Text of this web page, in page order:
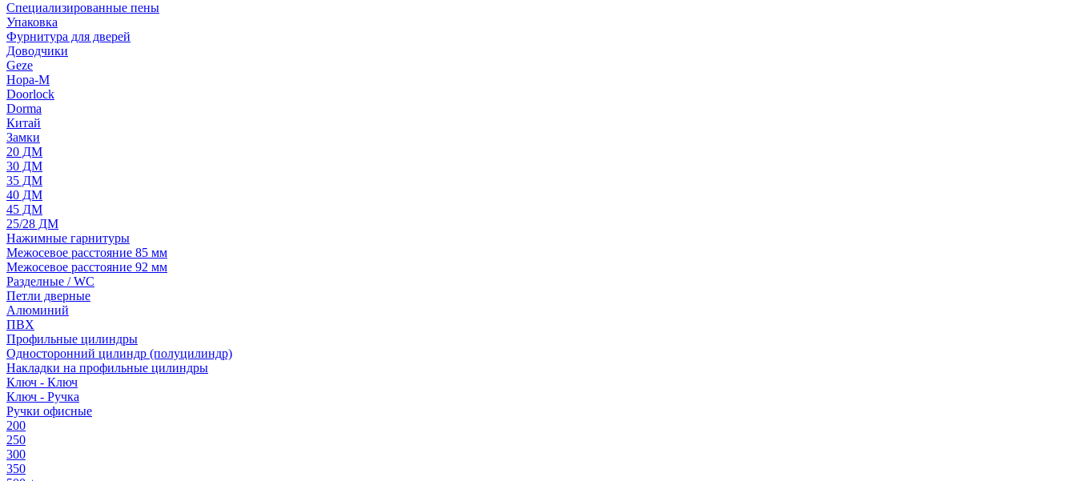
Специализированные пены
Упаковка
Фурнитура для дверей
Доводчики
Geze
Нора-М
Doorlock
Dorma
Китай
Замки
20 ДМ
30 ДМ
35 ДМ
40 ДМ
45 ДМ
25/28 ДМ
Нажимные гарнитуры
Межосевое расстояние 85 мм
Межосевое расстояние 92 мм
Разделные / WC
Петли дверные
Алюминий
ПВХ
Профильные цилиндры
Односторонний цилиндр (полуцилиндр)
Накладки на профильные цилиндры
Ключ - Ключ
Ключ - Ручка
Ручки офисные
200
250
300
350